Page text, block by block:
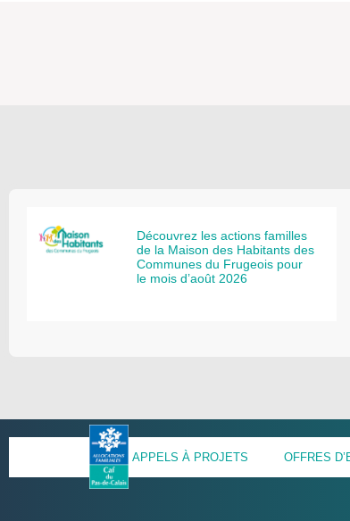
Découvrez les actions familles
de la Maison des Habitants des
Communes du Frugeois pour
le mois d’août 2026
APPELS À PROJETS OFFRES